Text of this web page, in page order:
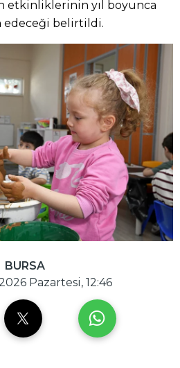
etkinliklerinin yıl boyunca
edeceği belirtildi.
BURSA
Pazartesi, 12:46